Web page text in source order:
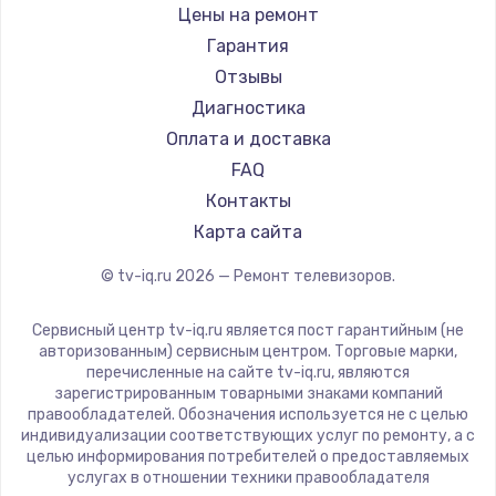
Замена видеокарты
1600 руб.
Ремонт разъема питания
880 руб.
Заказать
Замена видеочипа
Заказать
Замена северного моста
2600 руб.
Заказать
Daewoo
Centek
Telefunken
Hyundai
Doffler
Hiper
Grundig
HITACHI
Yandex
National
iFFALCON
Tuvio
Nord
Цены на ремонт
Гарантия
Отзывы
Диагностика
Оплата и доставка
FAQ
Контакты
Карта сайта
© tv-iq.ru 2026 — Ремонт телевизоров.
Сервисный центр tv-iq.ru является пост гарантийным (не
авторизованным) сервисным центром. Торговые марки,
перечисленные на сайте tv-iq.ru, являются
зарегистрированным товарными знаками компаний
правообладателей. Обозначения используется не с целью
индивидуализации соответствующих услуг по ремонту, а с
целью информирования потребителей о предоставляемых
услугах в отношении техники правообладателя